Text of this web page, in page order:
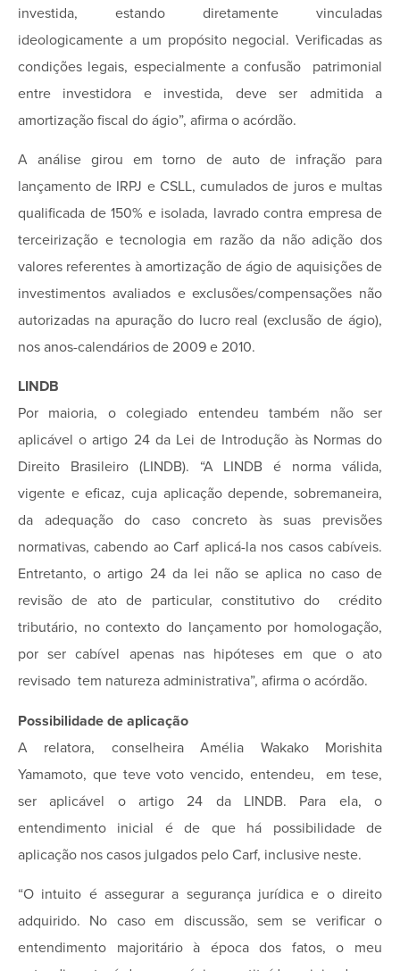
investida, estando diretamente vinculadas
ideologicamente a um propósito negocial. Verificadas as
condições legais, especialmente a confusão patrimonial
entre investidora e investida, deve ser admitida a
amortização fiscal do ágio”, afirma o acórdão.
A análise girou em torno de auto de infração para
lançamento de IRPJ e CSLL, cumulados de juros e multas
qualificada de 150% e isolada, lavrado contra empresa de
terceirização e tecnologia em razão da não adição dos
valores referentes à amortização de ágio de aquisições de
investimentos avaliados e exclusões/compensações não
autorizadas na apuração do lucro real (exclusão de ágio),
nos anos-­calendários de 2009 e 2010.
LINDB
Por maioria, o colegiado entendeu também não ser
aplicável o artigo 24 da Lei de Introdução às Normas do
Direito Brasileiro (LINDB). “A LINDB é norma válida,
vigente e eficaz, cuja aplicação depende, sobremaneira,
da adequação do caso concreto às suas previsões
normativas, cabendo ao Carf aplicá­-la nos casos cabíveis.
Entretanto, o artigo 24 da lei não se aplica no caso de
revisão de ato de particular, constitutivo do crédito
tributário, no contexto do lançamento por homologação,
por ser cabível apenas nas hipóteses em que o ato
revisado tem natureza administrativa”, afirma o acórdão.
Possibilidade de aplicação
A relatora, conselheira Amélia Wakako Morishita
Yamamoto, que teve voto vencido, entendeu, em tese,
ser aplicável o artigo 24 da LINDB. Para ela, o
entendimento inicial é de que há possibilidade de
aplicação nos casos julgados pelo Carf, inclusive neste.
“O intuito é assegurar a segurança jurídica e o direito
adquirido. No caso em discussão, sem se verificar o
entendimento majoritário à época dos fatos, o meu